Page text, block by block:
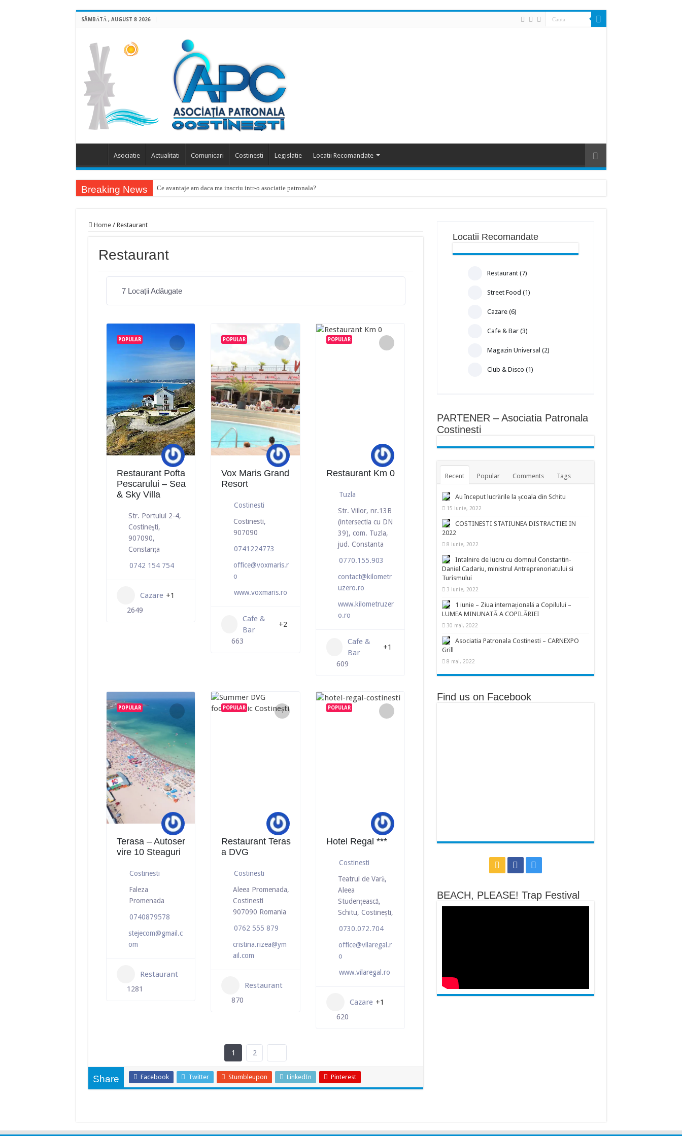
SÂMBĂTĂ , AUGUST 8 2026
Asociatie Actualitati Comunicari Costinesti Legislatie Locatii Recomandate
Breaking News Ce avantaje am daca ma inscriu intr-o asociatie patronala?
Home / Restaurant
Restaurant
7Locații Adăugate
POPULAR
Restaurant Pofta
Pescarului – Sea
& Sky Villa
Str. Portului 2-4,
Costineşti,
907090,
Constanţa
0742 154 754
Cazare +1
2649
POPULAR
Vox Maris Grand
Resort
Costinesti
Costinesti,
907090
0741224773
office@voxmaris.r
o
www.voxmaris.ro
Cafe &
Bar
+2
663
POPULAR
Restaurant Km 0
Tuzla
Str. Viilor, nr.13B
(intersectia cu DN
39), com. Tuzla,
jud. Constanta
0770.155.903
contact@kilometr
uzero.ro
www.kilometruzer
o.ro
Cafe &
Bar
+1
609
POPULAR
Terasa – Autoser
vire 10 Steaguri
Costinesti
Faleza
Promenada
0740879578
stejecom@gmail.c
om
Restaurant
1281
POPULAR
Restaurant Teras
a DVG
Costinesti
Aleea Promenada,
Costinesti
907090 Romania
0762 555 879
cristina.rizea@ym
ail.com
Restaurant
870
POPULAR
Hotel Regal ***
Costinesti
Teatrul de Vară,
Aleea
Studențească,
Schitu, Costinești,
0730.072.704
office@vilaregal.r
o
www.vilaregal.ro
Cazare +1
620
1 2
Share Facebook Twitter Stumbleupon LinkedIn Pinterest
Locatii Recomandate
Restaurant (7)
Street Food (1)
Cazare (6)
Cafe & Bar (3)
Magazin Universal (2)
Club & Disco (1)
PARTENER – Asociatia Patronala
Costinesti
Recent Popular Comments Tags
Au început lucrările la școala din Schitu
15 iunie, 2022
COSTINESTI STATIUNEA DISTRACTIEI IN
2022
8 iunie, 2022
Intalnire de lucru cu domnul Constantin-
Daniel Cadariu, ministrul Antreprenoriatului si
Turismului
3 iunie, 2022
1 iunie – Ziua internațională a Copilului –
LUMEA MINUNATĂ A COPILĂRIEI
30 mai, 2022
Asociatia Patronala Costinesti – CARNEXPO
Grill
8 mai, 2022
Find us on Facebook
BEACH, PLEASE! Trap Festival